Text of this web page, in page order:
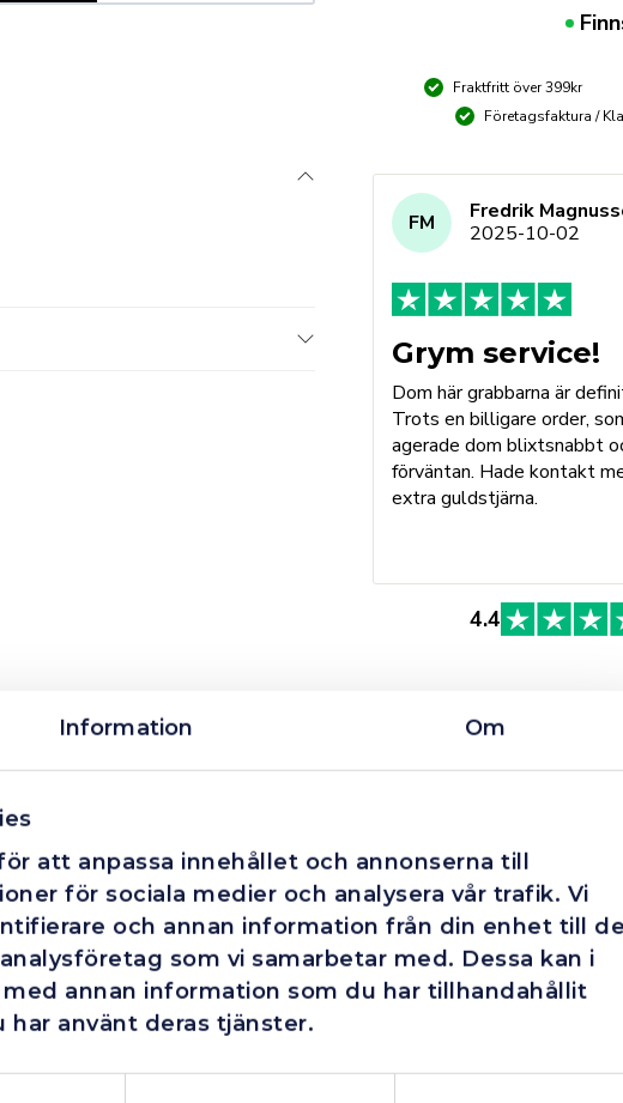
Information Om
att anpassa innehållet och annonserna till
för sociala medier och analysera vår trafik. Vi
och annan information från din enhet till de
som vi samarbetar med. Dessa kan i
annan information som du har tillhandahållit
har använt deras tjänster.
Fraktfritt över 399kr
Företagsfaktura /
4.4
FM
Fredrik
2025-10-02
Grym service!
Dom här grabbarna är
Trots en billigare order,
agerade dom blixtsnabbt
förväntan. Hade kontakt
extra guldstjärna.